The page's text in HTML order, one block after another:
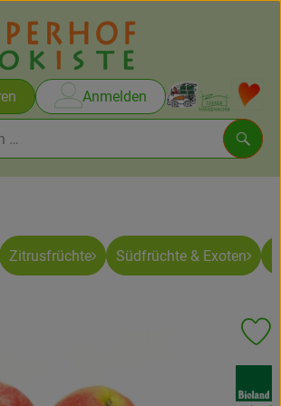
Anmelden
öffnen oder
Rezepte
Zitrusfrüchte Südfrüchte & Exoten